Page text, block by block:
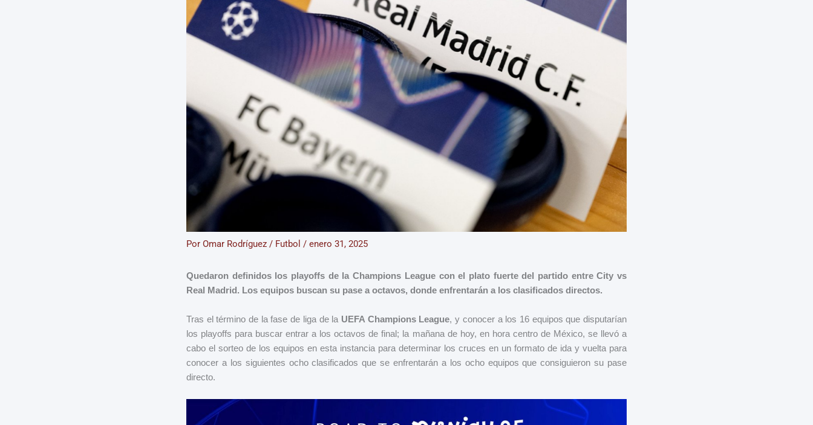
Por Omar Rodríguez / Futbol / enero 31, 2025
Quedaron definidos los playoffs de la Champions League con el plato fuerte del partido entre City vs
Real Madrid. Los equipos buscan su pase a octavos, donde enfrentarán a los clasificados directos.
Tras el término de la fase de liga de la UEFA Champions League, y conocer a los 16 equipos que disputarían
los playoffs para buscar entrar a los octavos de final; la mañana de hoy, en hora centro de México, se llevó a
cabo el sorteo de los equipos en esta instancia para determinar los cruces en un formato de ida y vuelta para
conocer a los siguientes ocho clasificados que se enfrentarán a los ocho equipos que consiguieron su pase
directo.